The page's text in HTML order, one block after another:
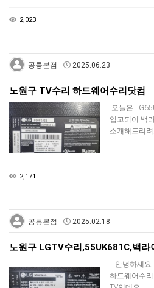
2,023
공릉본점 2025.06.23
노원구 TV수리 하드웨어수리닷컴
오늘은
입고되어 백
소개해드리
2,171
공릉본점 2025.02.18
노원구 LGTV수리,55UK681C,백
안녕하세요
하드웨어수